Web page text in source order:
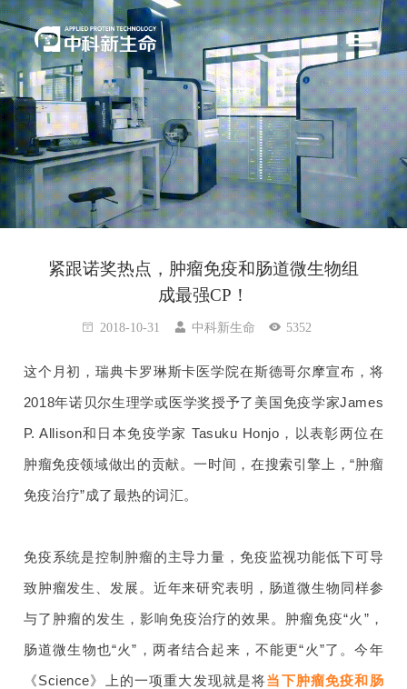
紧跟诺奖热点，肿瘤免疫和肠道微生物组
成最强CP！
2018-10-31 中科新生命 5352
这个月初，瑞典卡罗琳斯卡医学院在斯德哥尔摩宣布，将
2018年诺贝尔生理学或医学奖授予了美国免疫学家James
P. Allison和日本免疫学家 Tasuku Honjo，以表彰两位在
肿瘤免疫领域做出的贡献。一时间，在搜索引擎上，“肿瘤
免疫治疗”成了最热的词汇。
免疫系统是控制肿瘤的主导力量，免疫监视功能低下可导
致肿瘤发生、发展。近年来研究表明，肠道微生物同样参
与了肿瘤的发生，影响免疫治疗的效果。肿瘤免疫“火”，
肠道微生物也“火”，两者结合起来，不能更“火”了。今年
《Science》上的一项重大发现就是将当下肿瘤免疫和肠